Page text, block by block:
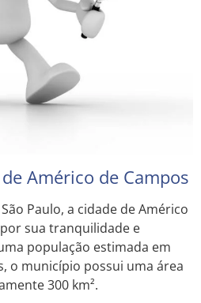
Américo de Campos
Paulo, a cidade de Américo
sua tranquilidade e
população estimada em
o município possui uma área
300 km².